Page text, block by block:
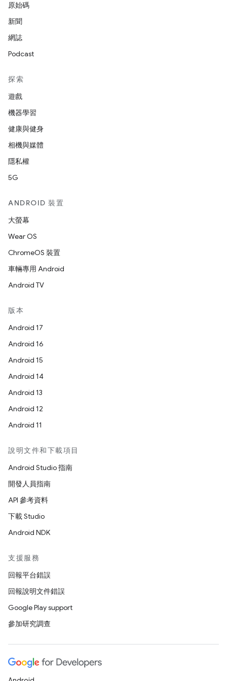
原始碼
新聞
網誌
Podcast
探索
遊戲
機器學習
健康與健身
相機與媒體
隱私權
5G
ANDROID 裝置
大螢幕
Wear OS
ChromeOS 裝置
車輛專用 Android
Android TV
版本
Android 17
Android 16
Android 15
Android 14
Android 13
Android 12
Android 11
說明文件和下載項目
Android Studio 指南
開發人員指南
API 參考資料
下載 Studio
Android NDK
支援服務
回報平台錯誤
回報說明文件錯誤
Google Play support
參加研究調查